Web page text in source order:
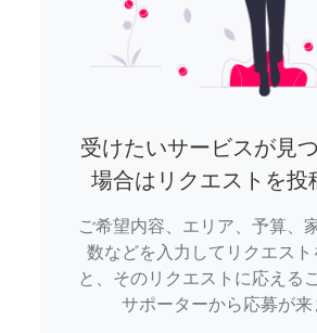
受けたいサービスが見
場合はリクエストを投
ご希望内容、エリア、予算、
数などを入力してリクエスト
と、そのリクエストに応える
サポーターから応募が来